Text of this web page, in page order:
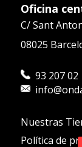
Oficina
C/ Sant
08025
93 207 02
Nuestras
Política de